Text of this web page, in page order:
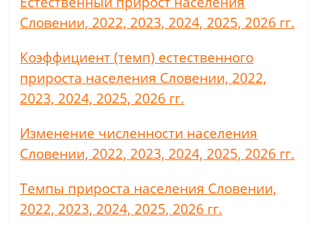
Словении, 2022, 2023, 2024, 2025, 2026 гг.
Коэффициент (темп) естественного
прироста населения Словении, 2022,
2023, 2024, 2025, 2026 гг.
Изменение численности населения
Словении, 2022, 2023, 2024, 2025, 2026 гг.
Темпы прироста населения Словении,
2022, 2023, 2024, 2025, 2026 гг.